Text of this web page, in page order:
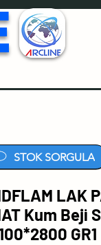
LAK
Kum Beji
GR1
STOK SORGULA